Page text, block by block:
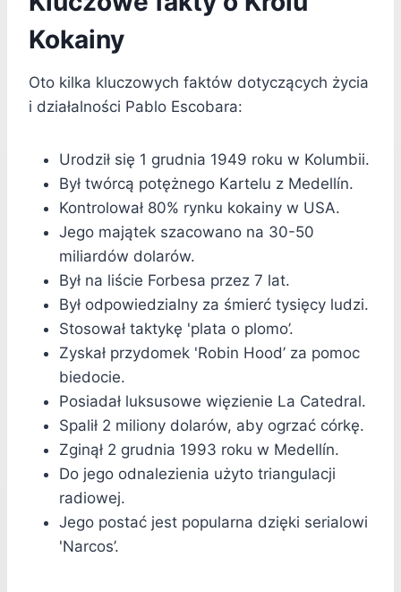
Kokainy
Oto kilka kluczowych faktów dotyczących życia
i działalności Pablo Escobara:
Urodził się 1 grudnia 1949 roku w Kolumbii.
Był twórcą potężnego Kartelu z Medellín.
Kontrolował 80% rynku kokainy w USA.
Jego majątek szacowano na 30-50
miliardów dolarów.
Był na liście Forbesa przez 7 lat.
Był odpowiedzialny za śmierć tysięcy ludzi.
Stosował taktykę 'plata o plomo’.
Zyskał przydomek 'Robin Hood’ za pomoc
biedocie.
Posiadał luksusowe więzienie La Catedral.
Spalił 2 miliony dolarów, aby ogrzać córkę.
Zginął 2 grudnia 1993 roku w Medellín.
Do jego odnalezienia użyto triangulacji
radiowej.
Jego postać jest popularna dzięki serialowi
'Narcos’.